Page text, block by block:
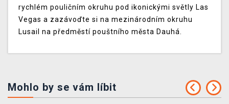
rychlém pouličním okruhu pod ikonickými světly Las
Vegas a zazávoďte si na mezinárodním okruhu
Lusail na předměstí pouštního města Dauhá.
Mohlo by se vám líbit